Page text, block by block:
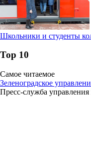
Школьники и студенты
Тор 10
Самое читаемое
Зеленоградское
Пресс-служба